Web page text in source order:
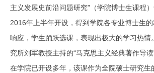
主义发展史前沿问题研究”（学院博士生课程
2016年上半年开设，得到学院各专业博士生的
响应，学生踊跃选课，表现出极大的学习热情
究所刘军教授主持的“马克思主义经典著作导读
在学院已开设多年，该课作为全院硕士研究生